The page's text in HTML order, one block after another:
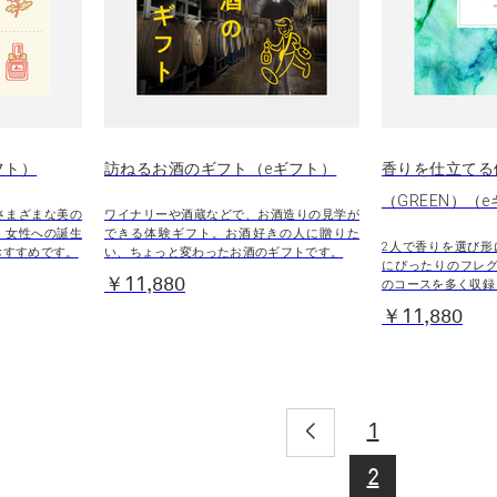
）
まざまな美の
女性への誕生
すめです。
訪ねるお酒のギフト（eギフト）
ワイナリーや酒蔵などで、お酒造りの見学が
できる体験ギフト。お酒好きの人に贈りた
い、ちょっと変わったお酒のギフトです。
￥11,880
香りを仕立て
（GREEN）（
2人で香りを選び
にぴったりのフレ
のコースを多く収
￥11,880
1
2